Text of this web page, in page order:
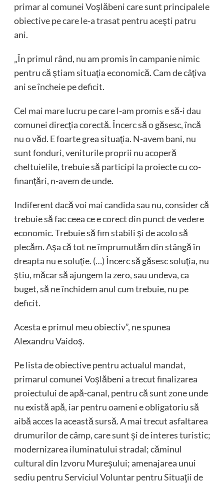
primar al comunei Voşlăbeni care sunt principalele
obiective pe care le-a trasat pentru aceşti patru
ani.
„În primul rând, nu am promis în campanie nimic
pentru că ştiam situaţia economică. Cam de câţiva
ani se încheie pe deficit.
Cel mai mare lucru pe care l-am promis e să-i dau
comunei direcţia corectă. Încerc să o găsesc, încă
nu o văd. E foarte grea situaţia. N-avem bani, nu
sunt fonduri, veniturile proprii nu acoperă
cheltuielile, trebuie să participi la proiecte cu co-
finanţări, n-avem de unde.
Indiferent dacă voi mai candida sau nu, consider că
trebuie să fac ceea ce e corect din punct de vedere
economic. Trebuie să fim stabili şi de acolo să
plecăm. Aşa că tot ne împrumutăm din stângă în
dreapta nu e soluţie. (…) Încerc să găsesc soluţia, nu
ştiu, măcar să ajungem la zero, sau undeva, ca
buget, să ne închidem anul cum trebuie, nu pe
deficit.
Acesta e primul meu obiectiv”, ne spunea
Alexandru Vaidoş.
Pe lista de obiective pentru actualul mandat,
primarul comunei Voşlăbeni a trecut finalizarea
proiectului de apă-canal, pentru că sunt zone unde
nu există apă, iar pentru oameni e obligatoriu să
aibă acces la această sursă. A mai trecut asfaltarea
drumurilor de câmp, care sunt şi de interes turistic;
modernizarea iluminatului stradal; căminul
cultural din Izvoru Mureşului; amenajarea unui
sediu pentru Serviciul Voluntar pentru Situaţii de